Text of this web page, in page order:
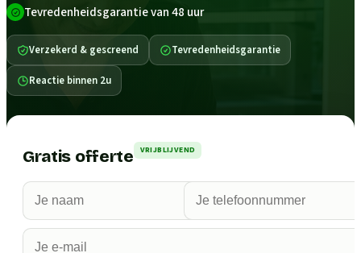
Tevredenheidsgarantie van 48 uur
Verzekerd & gescreend Tevredenheidsgarantie
Reactie binnen 2u
Gratis offerte VRIJBLIJVEND